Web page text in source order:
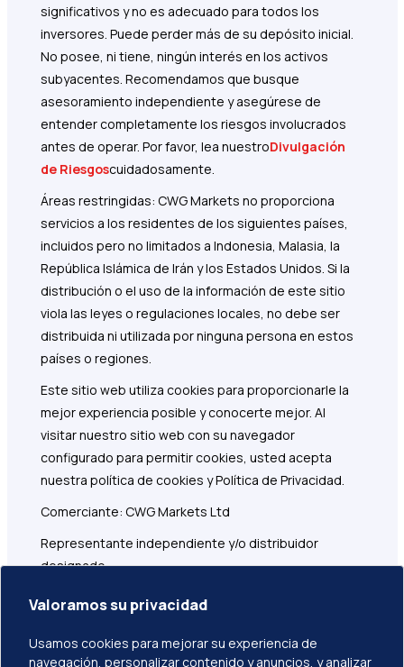
significativos y no es adecuado para todos los
inversores. Puede perder más de su depósito inicial.
No posee, ni tiene, ningún interés en los activos
subyacentes. Recomendamos que busque
asesoramiento independiente y asegúrese de
entender completamente los riesgos involucrados
antes de operar. Por favor, lea nuestroDivulgación
de Riesgoscuidadosamente.
Áreas restringidas: CWG Markets no proporciona
servicios a los residentes de los siguientes países,
incluidos pero no limitados a Indonesia, Malasia, la
República Islámica de Irán y los Estados Unidos. Si la
distribución o el uso de la información de este sitio
viola las leyes o regulaciones locales, no debe ser
distribuida ni utilizada por ninguna persona en estos
países o regiones.
Este sitio web utiliza cookies para proporcionarle la
mejor experiencia posible y conocerte mejor. Al
visitar nuestro sitio web con su navegador
configurado para permitir cookies, usted acepta
nuestra política de cookies y Política de Privacidad.
Comerciante: CWG Markets Ltd
Representante independiente y/o distribuidor
designado
Dirección registrada: 1276 Kumul Highway, Govant
Building, 1er Piso, Port Vila, Vanuatu
CWG Markets Ltd es responsable de marketing,
Valoramos su privacidad
Usamos cookies para mejorar su experiencia de
navegación, personalizar contenido y anuncios, y analizar